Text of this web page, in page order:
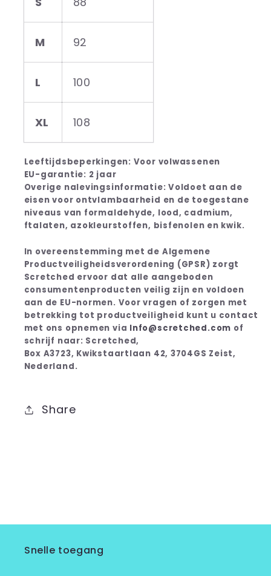
M 92
L 100
XL 108
Leeftijdsbeperkingen: Voor volwassenen
EU-garantie: 2 jaar
Overige nalevingsinformatie: Voldoet aan de
eisen voor ontvlambaarheid en de toegestane
niveaus van formaldehyde, lood, cadmium,
ftalaten, azokleurstoffen, bisfenolen en kwik.
In overeenstemming met de Algemene
Productveiligheidsverordening (GPSR) zorgt
Scretched ervoor dat alle aangeboden
consumentenproducten veilig zijn en voldoen
aan de EU-normen. Voor vragen of zorgen met
betrekking tot productveiligheid kunt u contact
met ons opnemen via Info@scretched.com of
schrijf naar: Scretched,
Box A3723, Kwikstaartlaan 42, 3704GS Zeist,
Nederland.
Share
Snelle toegang